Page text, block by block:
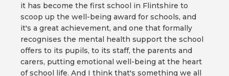
it has become the first school in Flintshire to
scoop up the well-being award for schools, and
it's a great achievement, and one that formally
recognises the mental health support the school
offers to its pupils, to its staff, the parents and
carers, putting emotional well-being at the heart
of school life. And I think that's something we all